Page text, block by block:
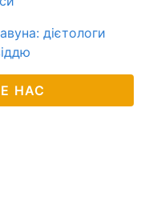
дієтологи
НАС